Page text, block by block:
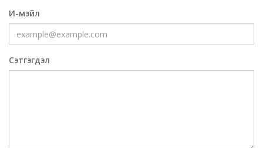
И-мэйл
Сэтгэгдэл